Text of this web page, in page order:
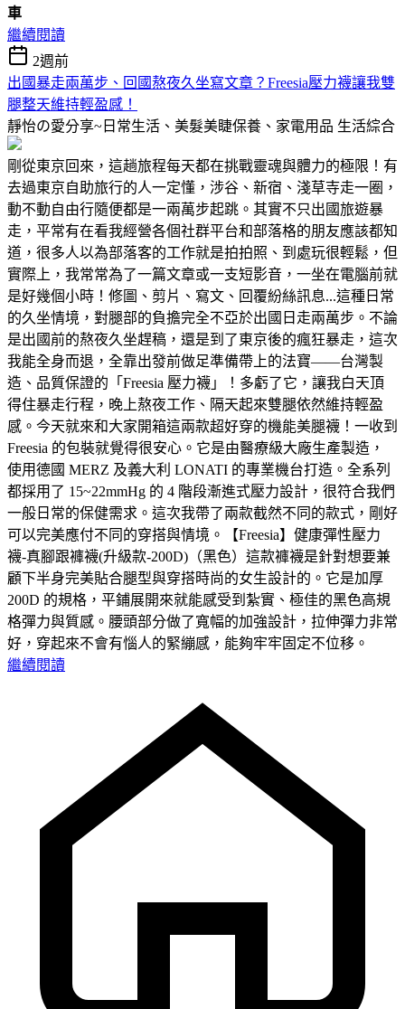
車
繼續閱讀
2週前
出國暴走兩萬步、回國熬夜久坐寫文章？Freesia壓力襪讓我雙
腿整天維持輕盈感！
靜怡の愛分享~日常生活、美髮美睫保養、家電用品 生活綜合
剛從東京回來，這趟旅程每天都在挑戰靈魂與體力的極限！有
去過東京自助旅行的人一定懂，涉谷、新宿、淺草寺走一圈，
動不動自由行隨便都是一兩萬步起跳。其實不只出國旅遊暴
走，平常有在看我經營各個社群平台和部落格的朋友應該都知
道，很多人以為部落客的工作就是拍拍照、到處玩很輕鬆，但
實際上，我常常為了一篇文章或一支短影音，一坐在電腦前就
是好幾個小時！修圖、剪片、寫文、回覆紛絲訊息...這種日常
的久坐情境，對腿部的負擔完全不亞於出國日走兩萬步。不論
是出國前的熬夜久坐趕稿，還是到了東京後的瘋狂暴走，這次
我能全身而退，全靠出發前做足準備帶上的法寶——台灣製
造、品質保證的「Freesia 壓力襪」！多虧了它，讓我白天頂
得住暴走行程，晚上熬夜工作、隔天起來雙腿依然維持輕盈
感。今天就來和大家開箱這兩款超好穿的機能美腿襪！一收到
Freesia 的包裝就覺得很安心。它是由醫療級大廠生產製造，
使用德國 MERZ 及義大利 LONATI 的專業機台打造。全系列
都採用了 15~22mmHg 的 4 階段漸進式壓力設計，很符合我們
一般日常的保健需求。這次我帶了兩款截然不同的款式，剛好
可以完美應付不同的穿搭與情境。【Freesia】健康彈性壓力
襪-真腳跟褲襪(升級款-200D)（黑色）這款褲襪是針對想要兼
顧下半身完美貼合腿型與穿搭時尚的女生設計的。它是加厚
200D 的規格，平鋪展開來就能感受到紮實、極佳的黑色高規
格彈力與質感。腰頭部分做了寬幅的加強設計，拉伸彈力非常
好，穿起來不會有惱人的緊繃感，能夠牢牢固定不位移。
繼續閱讀